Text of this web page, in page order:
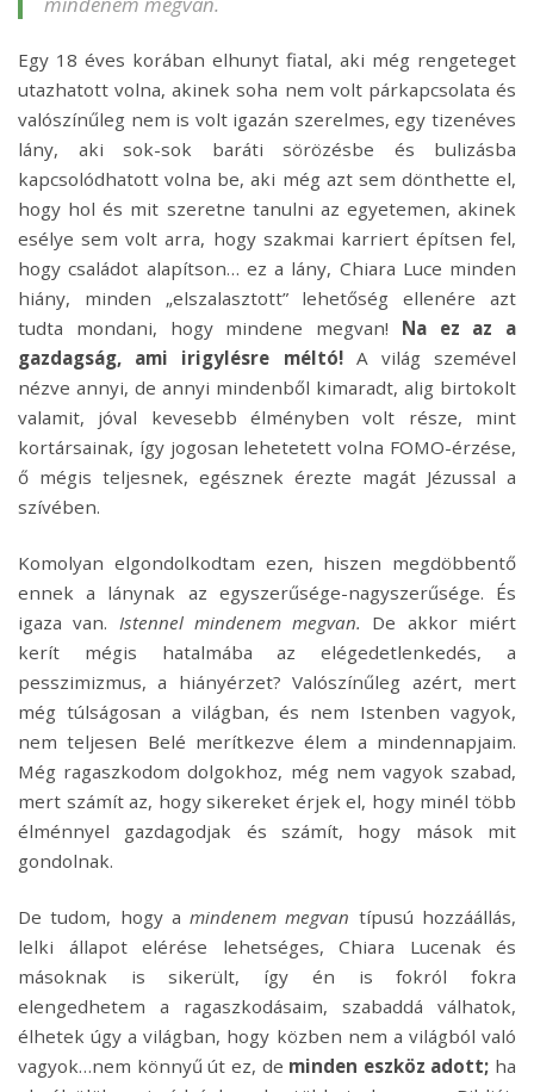
Egy 18 éves korában elhunyt fiatal, aki még rengeteget
utazhatott volna, akinek soha nem volt párkapcsolata és
valószínűleg nem is volt igazán szerelmes, egy tizenéves
lány, aki sok-sok baráti sörözésbe és bulizásba
kapcsolódhatott volna be, aki még azt sem dönthette el,
hogy hol és mit szeretne tanulni az egyetemen, akinek
esélye sem volt arra, hogy szakmai karriert építsen fel,
hogy családot alapítson… ez a lány, Chiara Luce minden
hiány, minden „elszalasztott” lehetőség ellenére azt
tudta mondani, hogy mindene megvan! Na ez az a
gazdagság, ami irigylésre méltó!A világ szemével
nézve annyi, de annyi mindenből kimaradt, alig birtokolt
valamit, jóval kevesebb élményben volt része, mint
kortársainak, így jogosan lehetetett volna FOMO-érzése,
ő mégis teljesnek, egésznek érezte magát Jézussal a
szívében.
Komolyan elgondolkodtam ezen, hiszen megdöbbentő
ennek a lánynak az egyszerűsége-nagyszerűsége. És
igaza van. Istennel mindenem megvan. De akkor miért
kerít mégis hatalmába az elégedetlenkedés, a
pesszimizmus, a hiányérzet? Valószínűleg azért, mert
még túlságosan a világban, és nem Istenben vagyok,
nem teljesen Belé merítkezve élem a mindennapjaim.
Még ragaszkodom dolgokhoz, még nem vagyok szabad,
mert számít az, hogy sikereket érjek el, hogy minél több
élménnyel gazdagodjak és számít, hogy mások mit
gondolnak.
De tudom, hogy amindenem megvan típusú hozzáállás,
lelki állapot elérése lehetséges, Chiara Lucenak és
másoknak is sikerült, így én is fokról fokra
elengedhetem a ragaszkodásaim, szabaddá válhatok,
élhetek úgy a világban, hogy közben nem a világból való
vagyok…nem könnyű út ez, de minden eszköz adott; ha